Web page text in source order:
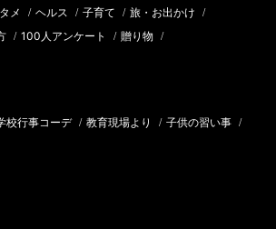
メ / ヘルス / 子育て / 旅・お出かけ /
/ 100人アンケート / 贈り物 /
校行事コーデ / 教育現場より / 子供の習い事 /